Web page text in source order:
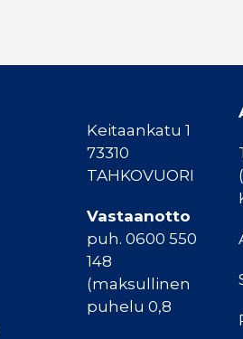
Keitaankatu 1
73310
TAHKOVUORI
Vastaanotto
puh. 0600 550
148
(maksullinen
puhelu 0,8